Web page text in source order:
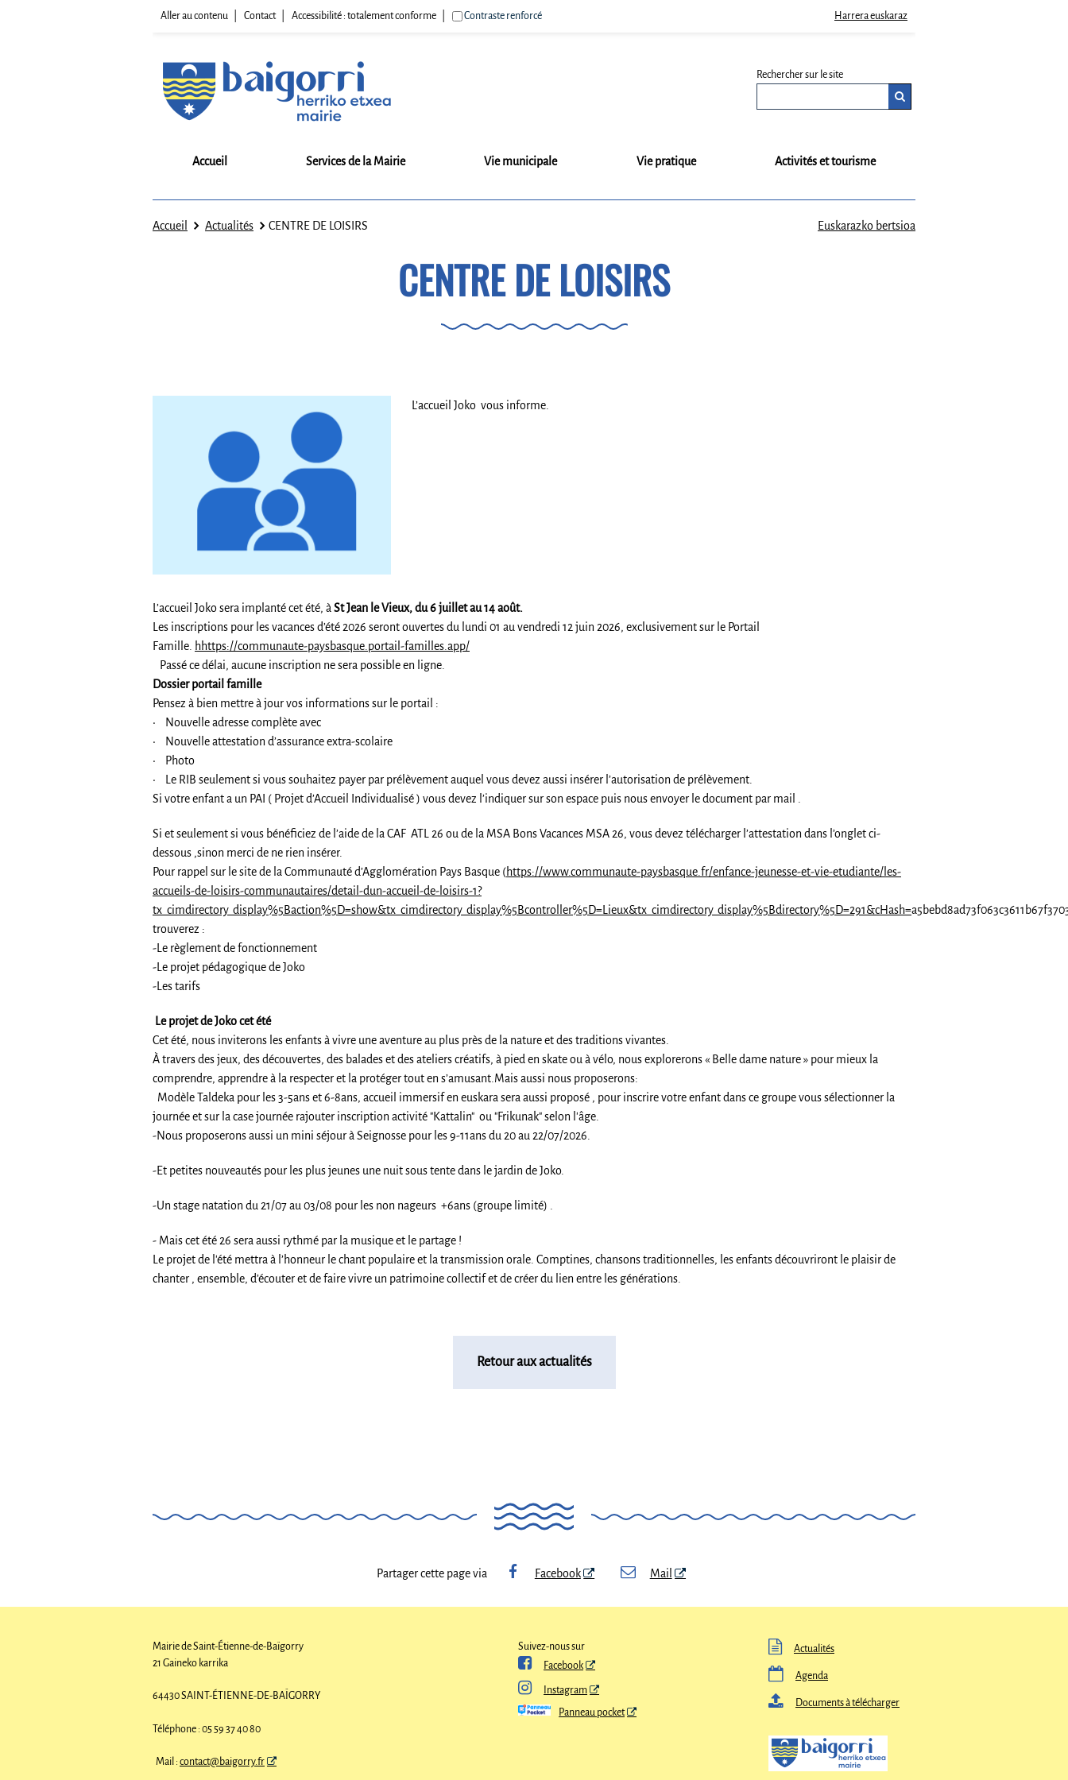
Aller au contenu Contact Accessibilité : totalement conforme Contraste renforcé Harrera euskaraz
Rechercher sur le site
Accueil Services de la Mairie Vie municipale Vie pratique Activités et tourisme
Accueil Actualités CENTRE DE LOISIRS Euskarazko bertsioa
CENTRE DE LOISIRS
L’accueil Joko vous informe.
L’accueil Joko sera implanté cet été, àSt Jean le Vieux, du 6 juillet au 14 août.
Les inscriptions pour les vacances d’été 2026 seront ouvertes du lundi 01 au vendredi 12 juin 2026, exclusivement sur le Portail
Famille. hhttps://communaute-paysbasque.portail-familles.app/
Passé ce délai, aucune inscription ne sera possible en ligne.
Dossier portail famille
Pensez à bien mettre à jour vos informations sur le portail :
• Nouvelle adresse complète avec
• Nouvelle attestation d’assurance extra-scolaire
• Photo
• Le RIB seulement si vous souhaitez payer par prélèvement auquel vous devez aussi insérer l’autorisation de prélèvement.
Si votre enfant a un PAI ( Projet d’Accueil Individualisé ) vous devez l’indiquer sur son espace puis nous envoyer le document par mail .
Si et seulement si vous bénéficiez de l’aide de la CAF ATL 26 ou de la MSA Bons Vacances MSA 26, vous devez télécharger l’attestation dans l’onglet ci-
dessous ,sinon merci de ne rien insérer.
Pour rappel sur le site de la Communauté d’Agglomération Pays Basque (https://www.communaute-paysbasque.fr/enfance-jeunesse-et-vie-etudiante/les-
accueils-de-loisirs-communautaires/detail-dun-accueil-de-loisirs-1?
tx_cimdirectory_display%5Baction%5D=show&tx_cimdirectory_display%5Bcontroller%5D=Lieux&tx_cimdirectory_display%5Bdirectory%5D=291&cHash=
trouverez :
-Le règlement de fonctionnement
-Le projet pédagogique de Joko
-Les tarifs
Le projet de Joko cet été
Cet été, nous inviterons les enfants à vivre une aventure au plus près de la nature et des traditions vivantes.
À travers des jeux, des découvertes, des balades et des ateliers créatifs, à pied en skate ou à vélo, nous explorerons « Belle dame nature » pour mieux la
comprendre, apprendre à la respecter et la protéger tout en s’amusant.Mais aussi nous proposerons:
Modèle Taldeka pour les 3-5ans et 6-8ans, accueil immersif en euskara sera aussi proposé , pour inscrire votre enfant dans ce groupe vous sélectionner la
journée et sur la case journée rajouter inscription activité "Kattalin" ou "Frikunak" selon l'âge.
-Nous proposerons aussi un mini séjour à Seignosse pour les 9-11ans du 20 au 22/07/2026.
-Et petites nouveautés pour les plus jeunes une nuit sous tente dans le jardin de Joko.
-Un stage natation du 21/07 au 03/08 pour les non nageurs +6ans (groupe limité) .
- Mais cet été 26 sera aussi rythmé par la musique et le partage !
Le projet de l'été mettra à l’honneur le chant populaire et la transmission orale. Comptines, chansons traditionnelles, les enfants découvriront le plaisir de
chanter , ensemble, d’écouter et de faire vivre un patrimoine collectif et de créer du lien entre les générations.
Retour aux actualités
Partager cette page via Facebook Mail
Mairie de Saint-Étienne-de-Baïgorry
21 Gaineko karrika
64430 SAINT-ÉTIENNE-DE-BAÏGORRY
Téléphone : 05 59 37 40 80
Mail : contact@baigorry.fr
Suivez-nous sur
 Facebook

Instagram
Panneau pocket
 Actualités
 Agenda
 Documents à télécharger